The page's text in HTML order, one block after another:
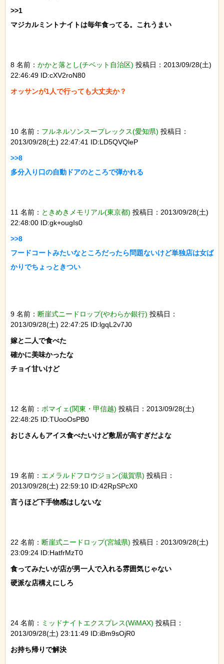
>>1
マジカルミントナイトは毎年食ってる。これうまい
8 名前： かかと落とし(チベット自治区) 投稿日：2013/09/28(土)
22:46:49 ID:cXV2roN80
10 名前： フルネルソンスープレックス(愛知県) 投稿日：
2013/09/28(土) 22:47:41 ID:LD5QVQleP
>>8
11 名前： ときめきメモリアル(東京都) 投稿日：2013/09/28(土)
22:48:00 ID:gk+ougIs0
>>8
フードコートみたいなところだったら問題ないけど単独店は女ば
9 名前： 断崖式ニードロップ(やわらか銀行) 投稿日：
2013/09/28(土) 22:47:25 ID:lgqL2v7J0
嫁と二人で食べた
確かに美味かったな
チョイ甘いけど
12 名前： ボマイェ(関東・甲信越) 投稿日：2013/09/28(土)
22:48:25 ID:TUooOsPB0
おじさんもアイス食べたいけど敷居が高すぎだよな
19 名前： エメラルドフロウジョン(滋賀県) 投稿日：
2013/09/28(土) 22:59:10 ID:42RpSPcX0
言うほど下手物感はしないな
22 名前： 断崖式ニードロップ(宮城県) 投稿日：2013/09/28(土)
23:09:24 ID:HatfrMzT0
食ってみたいが店が男一人で入れる雰囲気じゃない
硬派な店構えにしろ
24 名前： ミッドナイトエクスプレス(WiMAX) 投稿日：
2013/09/28(土) 23:11:49 ID:iBm9sOjR0
お持ち帰りで解決